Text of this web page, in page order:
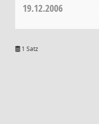
19.12.2006
1 Satz